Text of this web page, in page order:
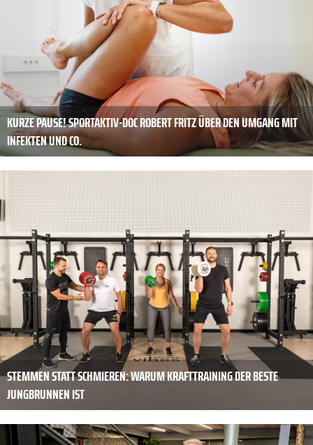
KURZE PAUSE! SPORTAKTIV-DOC ROBERT FRITZ ÜBER DEN UMGANG MIT
INFEKTEN UND CO.
STEMMEN STATT SCHMIEREN: WARUM KRAFTTRAINING DER BESTE
JUNGBRUNNEN IST